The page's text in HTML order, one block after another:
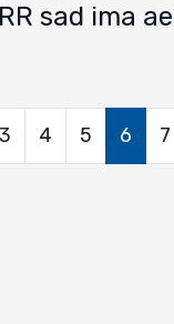
sad ima
3 4 5 6 7